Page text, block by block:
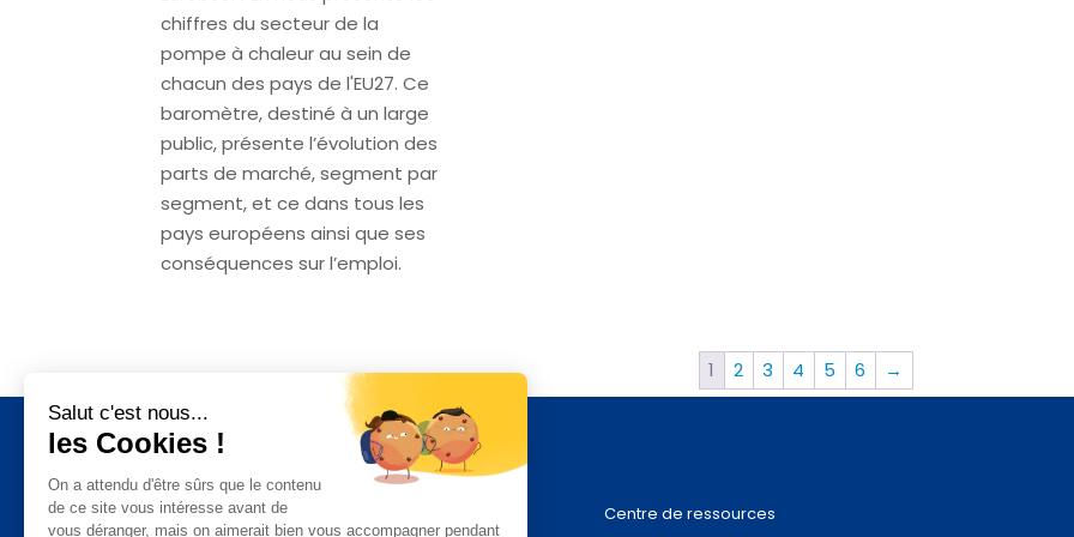
chiffres du secteur de la
pompe à chaleur au sein de
chacun des pays de l'EU27. Ce
baromètre, destiné à un large
public, présente l’évolution des
parts de marché, segment par
segment, et ce dans tous les
pays européens ainsi que ses
conséquences sur l’emploi.
1 2 3 4 5 6 →
Centre de ressources